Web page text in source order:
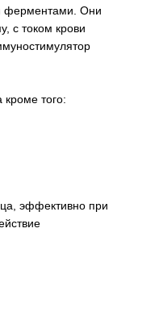
ферментами. Они
с током крови
того:
эффективно при